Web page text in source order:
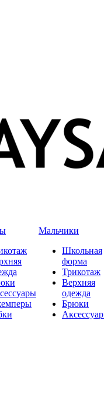
Мальчики
Школьная
форма
Трикотаж
Верхняя
одежда
Брюки